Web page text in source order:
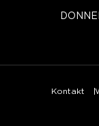
Kontakt